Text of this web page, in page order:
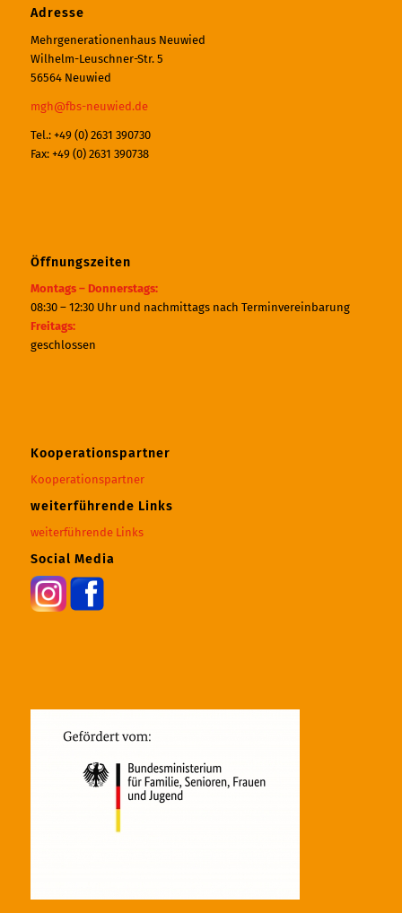
Adresse
Mehrgenerationenhaus Neuwied
Wilhelm-Leuschner-Str. 5
56564 Neuwied
mgh@fbs-neuwied.de
Tel.: +49 (0) 2631 390730
Fax: +49 (0) 2631 390738
Öffnungszeiten
Montags – Donnerstags:
08:30 – 12:30 Uhr und nachmittags nach Terminvereinbarung
Freitags:
geschlossen
Kooperationspartner
Kooperationspartner
weiterführende Links
weiterführende Links
Social Media